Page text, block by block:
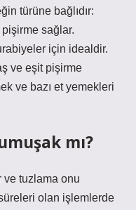
türüne bağlıdır:
pişirme sağlar.
için idealdir.
ve eşit pişirme
ve bazı et yemekleri
mı?
ve tuzlama onu
olan işlemlerde